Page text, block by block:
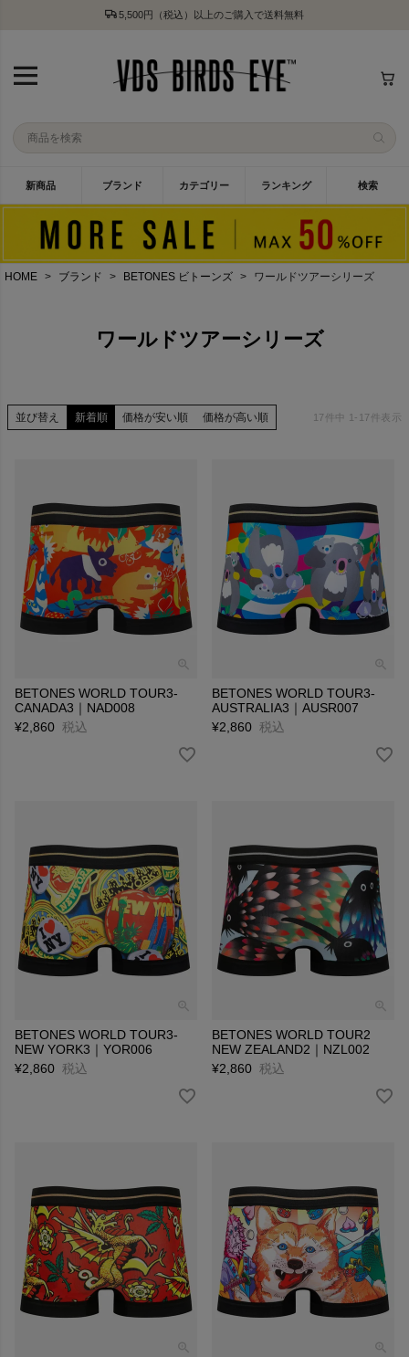
5,500円（税込）以上のご購入で送料無料
新商品 ブランド カテゴリー ランキング 検索
HOME ブランド BETONES ビトーンズ ワールドツアーシリーズ
ワールドツアーシリーズ
並び替え 新着順 価格が安い順 価格が高い順 17 件中 1 - 17 件表示
BETONES WORLD TOUR3-
CANADA3｜NAD008
¥2,860 税込
BETONES WORLD TOUR3-
AUSTRALIA3｜AUSR007
¥2,860 税込
BETONES WORLD TOUR3-
NEW YORK3｜YOR006
¥2,860 税込
BETONES WORLD TOUR2
NEW ZEALAND2｜NZL002
¥2,860 税込